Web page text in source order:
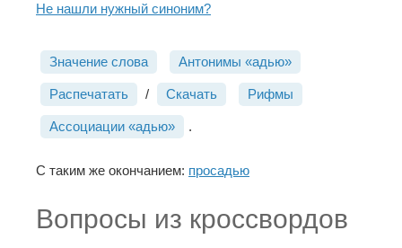
Не нашли нужный синоним?
Значение слова Антонимы «адью»
Распечатать / Скачать Рифмы
Ассоциации «адью» .
С таким же окончанием: просадью
Вопросы из кроссвордов